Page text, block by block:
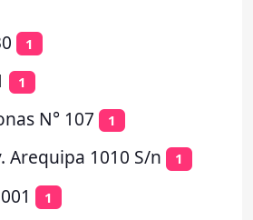
1
1
N° 107 1
Arequipa 1010 S/n 1
1